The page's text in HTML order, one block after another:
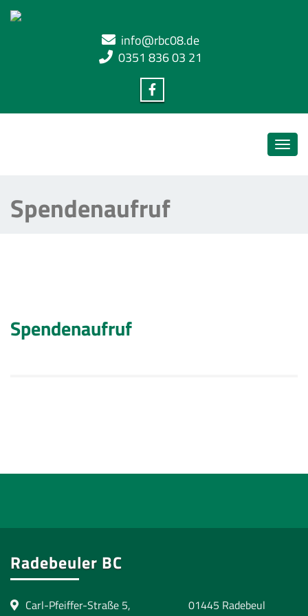
info@rbc08.de
0351 836 03 21
Toggle
Spendenaufruf
Spendenaufruf
Radebeuler BC
Carl-Pfeiffer-Straße 5, 01445 Radebeul